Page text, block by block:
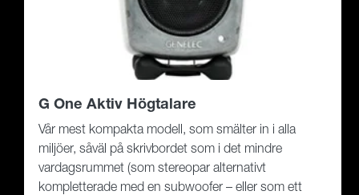
G One Aktiv Högtalare
Vår mest kompakta modell, som smälter in i alla
miljöer, såväl på skrivbordet som i det mindre
vardagsrummet (som stereopar alternativt
kompletterade med en subwoofer – eller som ett